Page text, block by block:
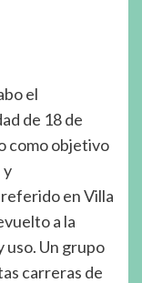
el
de 18 de
como objetivo
y
en Villa
a la
uso. Un grupo
carreras de